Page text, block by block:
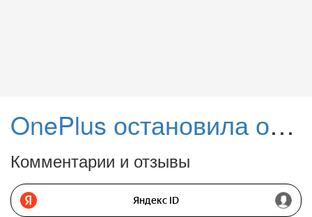
OnePlus остановила обновление OxygenOS 16.0.7 и 16.0.5 из-за циклической загрузки
Комментарии и отзывы